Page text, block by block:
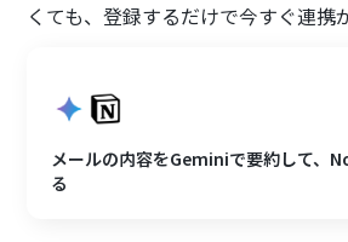
くても、登録するだけで今すぐ連携
メールの内容をGeminiで要約して、
る